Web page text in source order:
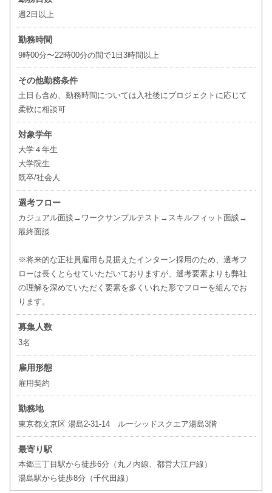
週2日以上
勤務時間
9時00分〜22時00分の間で1日3時間以上
その他勤務条件
土日も含め、勤務時間については入社後にプロジェクトに応じて
柔軟に相談可
対象学年
大学４年生
大学院生
既卒/社会人
選考フロー
カジュアル面談→ワークサンプルテスト→スキルフィット面談→
最終面談
※将来的な正社員雇用も見据えたインターン採用のため、選考フ
ローは長くとらせていただいておりますが、選考要素よりも弊社
の理解を深めていただく要素を多くいれた形でフローを組んでお
ります。
募集人数
3名
雇用形態
雇用契約
勤務地
東京都文京区 湯島2-31-14 ルーシッドスクエア湯島3階
最寄り駅
本郷三丁目駅から徒歩6分（丸ノ内線、都営大江戸線）
湯島駅から徒歩8分（千代田線）